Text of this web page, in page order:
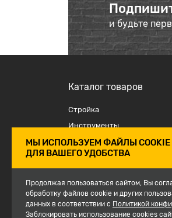
и будьте
Каталог товаров
Стройка
Инструменты
Отделка
Крепеж и такелаж
Средства защиты,
Сантехника
МЫ ИСПОЛЬЗУЕМ ФАЙЛЫ COOKIE
ДЛЯ ВАШЕГО УДОБСТВА
Продолжая пользоваться сайтом, Вы
обработку файлов cookie и других
данных в соответствии с Политикой
Заблокировать использование cookies